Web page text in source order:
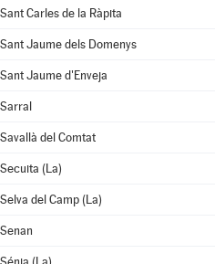
Sant Carles de la Ràpita
Sant Jaume dels Domenys
Sant Jaume d'Enveja
Sarral
Savallà del Comtat
Secuita (La)
Selva del Camp (La)
Senan